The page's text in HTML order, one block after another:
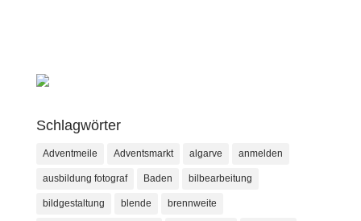
Schlagwörter
Adventmeile Adventsmarkt algarve anmelden
ausbildung fotograf Baden bilbearbeitung
bildgestaltung blende brennweite